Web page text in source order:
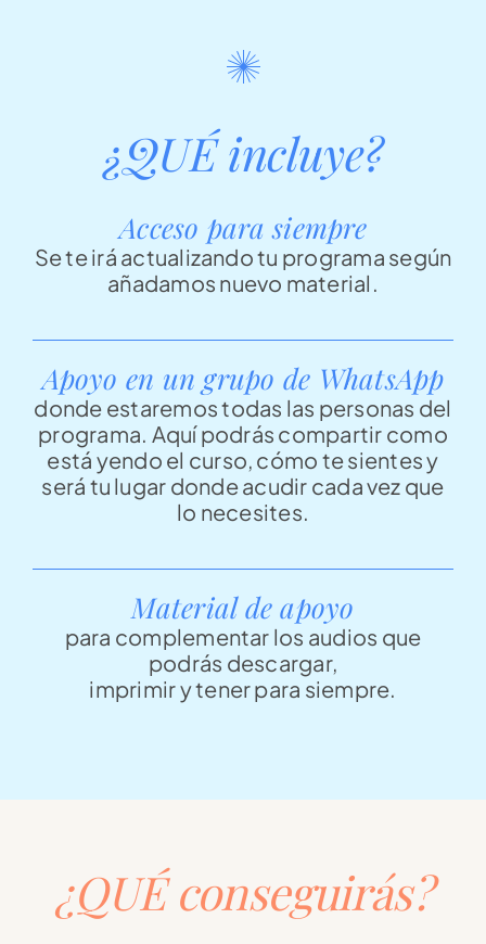
¿QUÉ incluye?
Acceso para siempre
Se te irá actualizando tu programa según
añadamos nuevo material.
Apoyo en un grupo de WhatsApp
donde estaremos todas las personas del
programa. Aquí podrás compartir como
está yendo el curso, cómo te sientes y
será tu lugar donde acudir cada vez que
lo necesites.
Material de apoyo
para complementar los audios que
podrás descargar,
imprimir y tener para siempre.
¿QUÉ conseguirás?